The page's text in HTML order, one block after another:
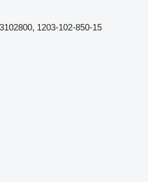
1203-102-850-15